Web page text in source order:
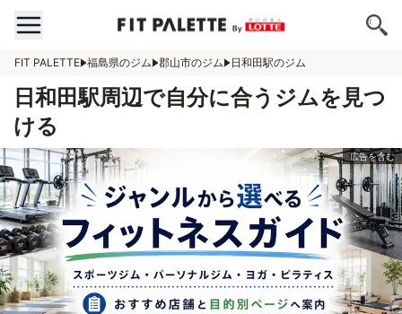
FIT PALETTE 福島県のジム 郡山市のジム 日和田駅のジム
日和田駅周辺で自分に合うジムを見つ
ける